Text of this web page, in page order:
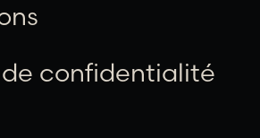
confidentialité